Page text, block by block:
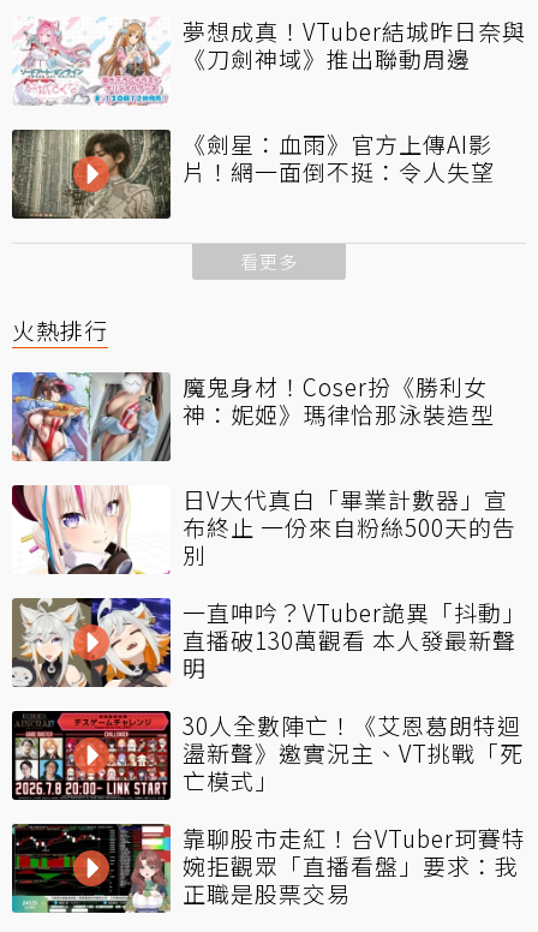
夢想成真！VTuber結城昨日奈與
《刀劍神域》推出聯動周邊
《劍星：血雨》官方上傳AI影
片！網一面倒不挺：令人失望
看更多
火熱排行
魔鬼身材！Coser扮《勝利女
神：妮姬》瑪律恰那泳裝造型
日V大代真白「畢業計數器」宣
布終止 一份來自粉絲500天的告
別
一直呻吟？VTuber詭異「抖動」
直播破130萬觀看 本人發最新聲
明
30人全數陣亡！《艾恩葛朗特迴
盪新聲》邀實況主、VT挑戰「死
亡模式」
靠聊股市走紅！台VTuber珂賽特
婉拒觀眾「直播看盤」要求：我
正職是股票交易